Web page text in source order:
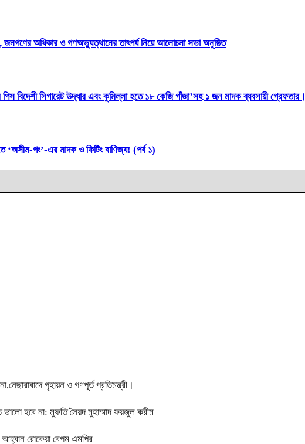
জনগণের অধিকার ও গণঅভ্যুত্থানের তাৎপর্য নিয়ে আলোচনা সভা অনুষ্ঠিত
বিদেশী সিগারেট উদ্ধার এবং কুমিল্লা হতে ১৮ কেজি গাঁজা’সহ ১ জন মাদক ব্যবসায়ী গ্রেফতার।
‘অসীম-গং’-এর মাদক ও ফিটিং বাণিজ্য! (পর্ব ১)
গৃহায়ন ও গণপূর্ত প্রতিমন্ত্রী।
ভালো হবে না: মুফতি সৈয়দ মুহাম্মাদ ফয়জুল করীম
আহ্বান রোকেয়া বেগম এমপির